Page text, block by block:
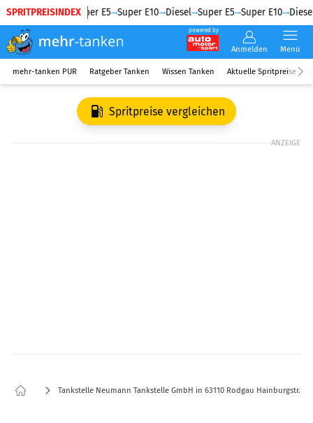
SPRITPREISINDEX
Diesel Super E5 Super E10 Diesel Super E5 Super E10 Diesel
powered by
Anmelden Menü
mehr-tanken PUR Ratgeber Tanken Wissen Tanken Aktuelle Spritpreise
Spritpreise vergleichen
ANZEIGE
Tankstelle Neumann Tankstelle GmbH in 63110 Rodgau Hainburgstr. 40